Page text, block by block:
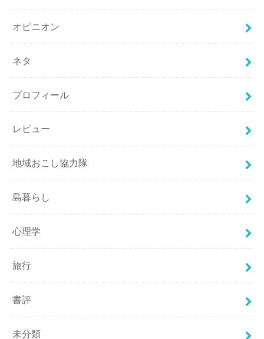
オピニオン
ネタ
プロフィール
レビュー
地域おこし協力隊
島暮らし
心理学
旅行
書評
未分類